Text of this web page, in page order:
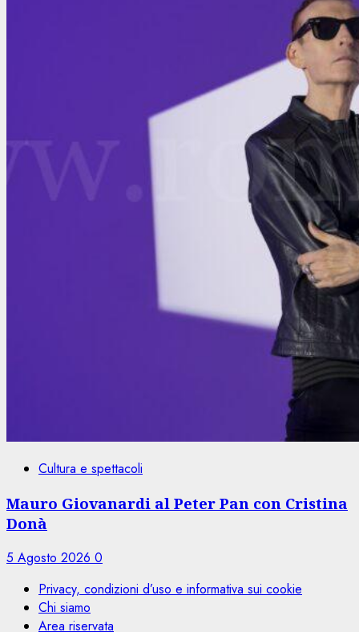
Cultura e spettacoli
Mauro Giovanardi al Peter Pan con Cristina
Donà
5 Agosto 2026 0
Privacy, condizioni d’uso e informativa sui cookie
Chi siamo
Area riservata